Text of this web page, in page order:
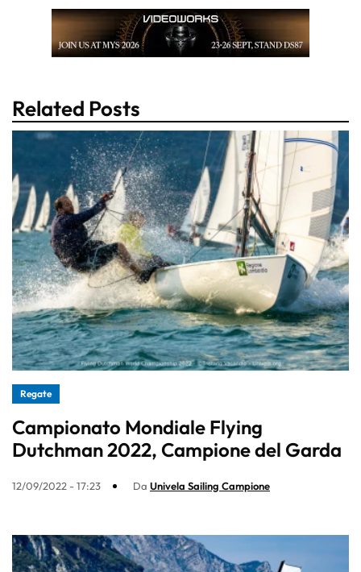
Related Posts
Regate
Campionato Mondiale Flying
Dutchman 2022, Campione del Garda
12/09/2022 - 17:23 Da Univela Sailing Campione